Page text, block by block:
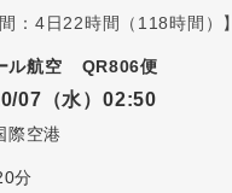
間：4日22時間（118時間）】
ル航空
QR806便
07（水）02:50
際空港
分